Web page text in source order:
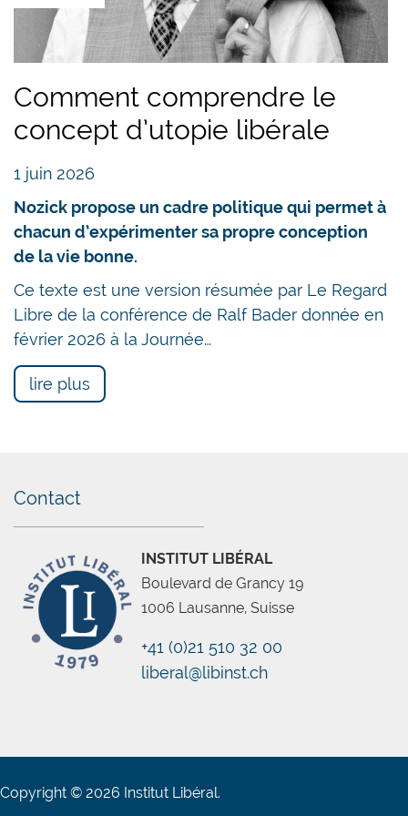
Comment comprendre le
concept d’utopie libérale
1 juin 2026
Nozick propose un cadre politique qui permet à
chacun d’expérimenter sa propre conception
de la vie bonne.
Ce texte est une version résumée par Le Regard
Libre de la conférence de Ralf Bader donnée en
février 2026 à la Journée…
lire plus
Contact
INSTITUT LIBÉRAL
Boulevard de Grancy 19
1006 Lausanne, Suisse
+41 (0)21 510 32 00
liberal@libinst.ch
Copyright © 2026 Institut Libéral.